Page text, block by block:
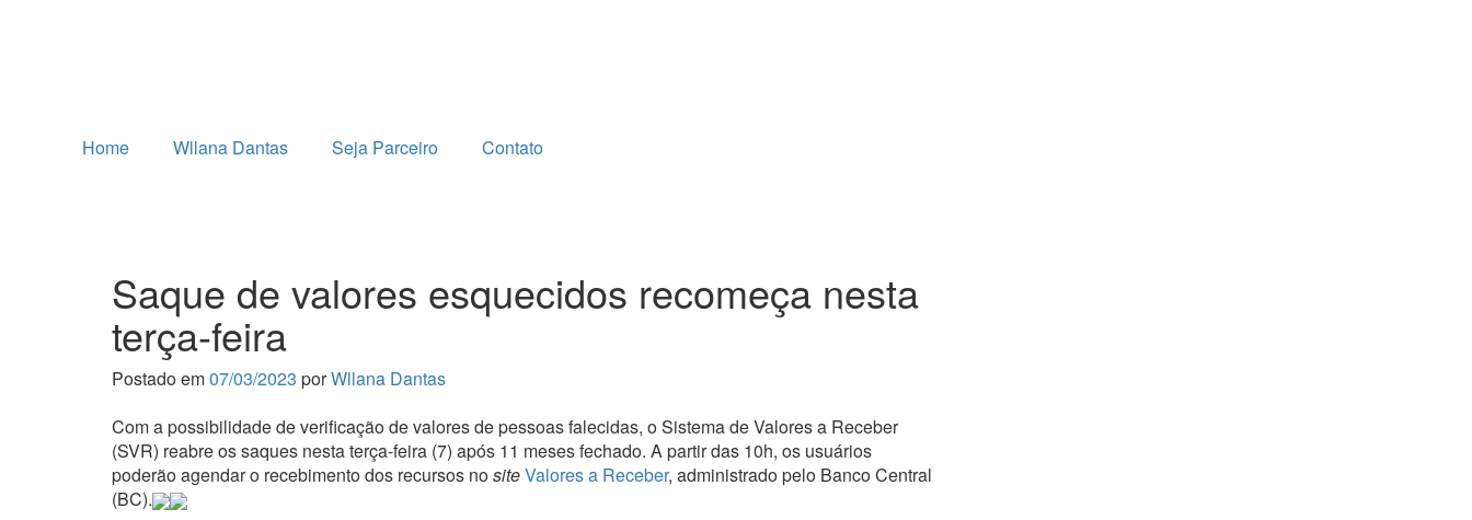
Home Wllana Dantas Seja Parceiro Contato
Saque de valores esquecidos recomeça nesta
terça-feira
Postado em07/03/2023 porWllana Dantas
Com a possibilidade de verificação de valores de pessoas falecidas, o Sistema de Valores a Receber
(SVR) reabre os saques nesta terça-feira (7) após 11 meses fechado. A partir das 10h, os usuários
poderão agendar o recebimento dos recursos nositeValores a Receber, administrado pelo Banco Central
(BC).